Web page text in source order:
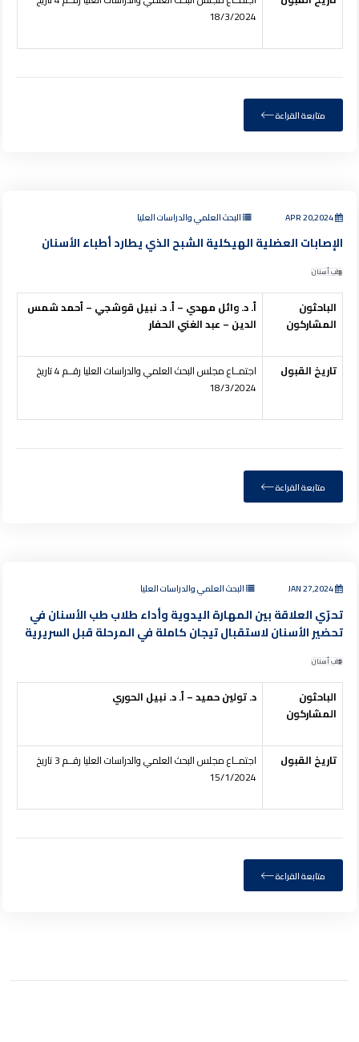
18/3/2024
متابعة القراءة
APR 20,2024 البحث العلمي والدراسات العليا
الإصابات العضلية الهيكلية الشبح الذي يطارد أطباء الأسنان
طب أسنان
الباحثون
المشاركون
أ. د. وائل مهدي – أ. د. نبيل قوشجي – أحمد شمس
الدين – عبد الغني الحفار
تاريخ القبول
اجتمــاع مجلس البحث العلمي والدراسات العليا رقــم 4 تاريخ
18/3/2024
متابعة القراءة
JAN 27,2024 البحث العلمي والدراسات العليا
تحرّي العلاقة بين المهارة اليدوية وأداء طلاب طب الأسنان في
تحضير الأسنان لاستقبال تيجان كاملة في المرحلة قبل السريرية
طب أسنان
الباحثون
المشاركون
د. تولين حميد – أ. د. نبيل الحوري
تاريخ القبول
اجتمــاع مجلس البحث العلمي والدراسات العليا رقــم 3 تاريخ
15/1/2024
متابعة القراءة